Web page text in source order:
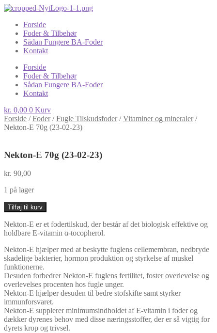
Forside
Foder & Tilbehør
Sådan Fungere BA-Foder
Kontakt
Forside
Foder & Tilbehør
Sådan Fungere BA-Foder
Kontakt
kr. 0,00 0 Kurv
Forside /Foder/Fugle Tilskudsfoder/Vitaminer og mineraler/
Nekton-E 70g (23-02-23)
Nekton-E 70g (23-02-23)
kr. 90,00
1 på lager
Nekton-
E
70g
(23-
23)
antal
Tilføj til kurv
Nekton-E er et fodertilskud, der består af det biologisk effektive og
holdbare E-vitamin α-tocopherol.
Nekton-E hjælper med at beskytte fuglens cellemembran, nedbryde
skadelige bakterier, hormon produktion og styrkelse af muskel
funktionerne.
Desuden forbedrer Nekton-E fuglens fertilitet, foster overlevelse og
overlevelses procenten hos fugle unger.
Nekton-E hjælper desuden til bedre stofskifte samt styrker
immunforsvaret.
Nekton-E supplerer minimumsindholdet af E-vitamin i foder og
dækker dyrenes behov med disse næringsstoffer, der er så vigtig for
dyrets krop og trivsel.